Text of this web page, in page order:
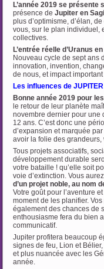
L’année 2019 se
présence deJupiter en
plus d’optimisme, d’élan,
vous, sur le plan individuel,
collectives.
L’entrée réelle d’Uranus
Nouveau cycle de sept ans
innovation, invention,
de nous, et impact
Les influences de
Bonne année 2019 pour
le retour de leur planète
novembre dernier pour une
12 ans. C’est donc une
d’expansion et marquée
avoir la folie des
Tous projets associatifs,
développement durable
votre bataille ! qu’elle soit
voie d’extinction. Vous
d’un projet noble, au nom
Votre goût pour l’aventure
moment de les planifier.
également des chances de
enthousiasme fera du bien
communicatif.
Jupiter profitera beaucoup
signes de feu, Lion et
et plus nuancée avec les
année.